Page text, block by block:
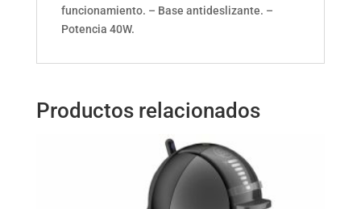
funcionamiento. – Base antideslizante. –
Potencia 40W.
Productos relacionados